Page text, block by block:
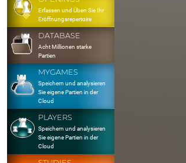
Erfassen und Üben Sie Ihr
Eröffnungsrepertoire
DATABASE
Acht Millionen starke
Partien
MYGAMES
Speichern und analysieren
Sie eigene Partien in der
Cloud
PLAYERS
Speichern und analysieren
Sie eigene Partien in der
Cloud